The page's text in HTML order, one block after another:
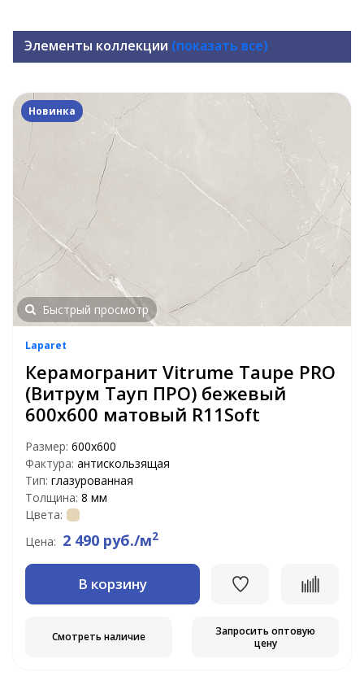
Элементы коллекции (показать все)
Новинка
Быстрый просмотр
Laparet
Керамогранит Vitrume Taupe PRO
(Витрум Тауп ПРО) бежевый
600x600 матовый R11Soft
Размер: 600x600
Фактура: антискользящая
Тип: глазурованная
Толщина: 8 мм
Цвета:
Цена: 2 490 руб./м2
В корзину
Смотреть наличие
Запросить оптовую
цену